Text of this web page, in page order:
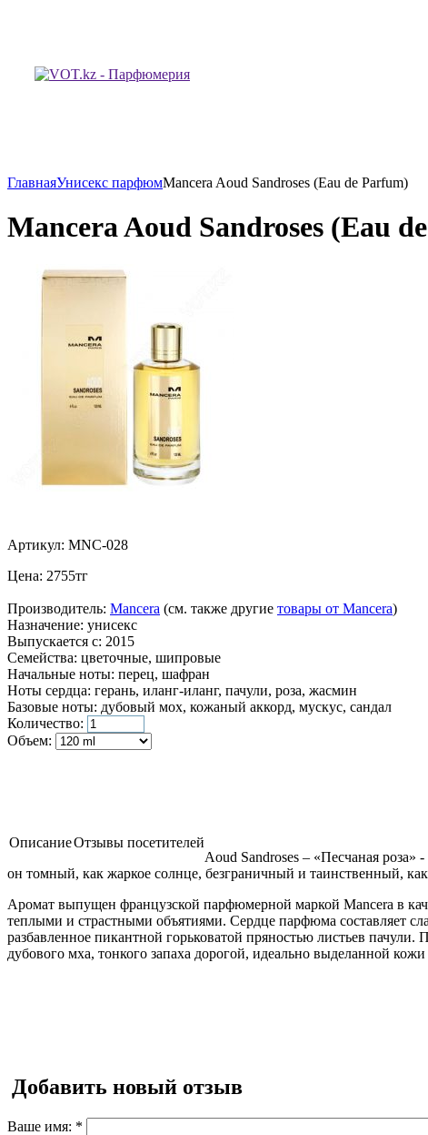
ГлавнаяУнисекс парфюмMancera Aoud Sandroses (Eau de Parfum)
Mancera Aoud Sandroses (Eau
Артикул: MNC-028
Цена: 2755тг
Производитель: Mancera (см. также другие товары от Mancera)
Назначение: унисекс
Выпускается с: 2015
Семейства: цветочные, шипровые
Начальные ноты: перец, шафран
Ноты сердца: герань, иланг-иланг, пачули, роза, жасмин
Базовые ноты: дубовый мох, кожаный аккорд, мускус, сандал
Количество:
Объем:
ОписаниеОтзывы посетителей
Aoud Sandroses – «Песчаная
он томный, как жаркое солнце, безграничный и таинственный,
Аромат выпущен французской парфюмерной маркой Mancera в
теплыми и страстными объятиями. Сердце парфюма составляет
разбавленное пикантной горьковатой пряностью листьев
дубового мха, тонкого запаха дорогой, идеально выделанной
Добавить новый отзыв
Ваше имя: *